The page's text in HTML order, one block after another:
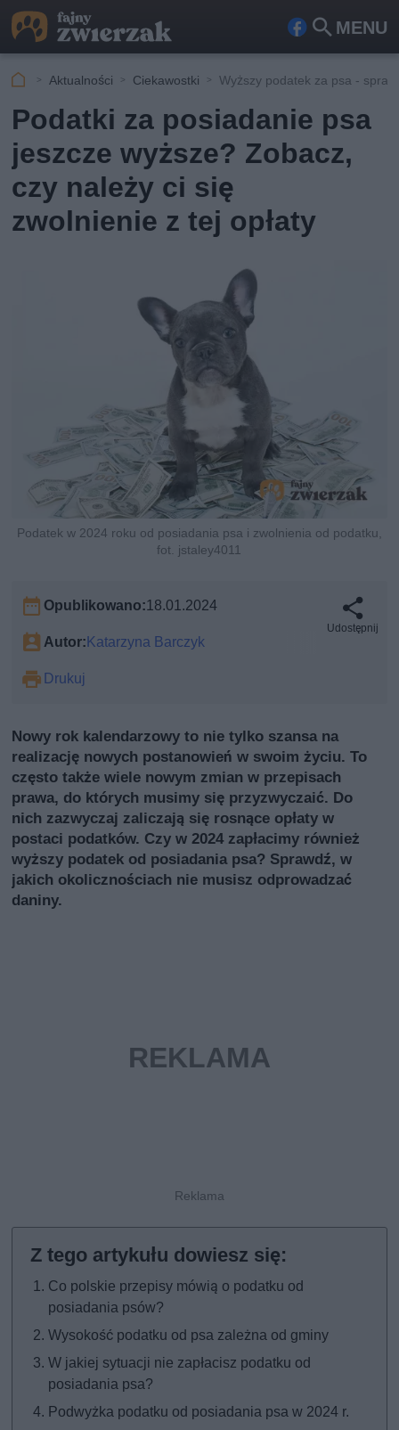
MENU
Fa
ook
Szu
Aktualności Ciekawostki Wyższy podatek za psa -
Podatki za posiadanie psa
jeszcze wyższe? Zobacz,
czy należy ci się
zwolnienie z tej opłaty
Podatek w 2024 roku od posiadania psa i zwolnienia od podatku,
fot. jstaley4011
Opublikowano:18.01.2024
Autor:Katarzyna Barczyk
Drukuj
Udostępnij
Nowy rok kalendarzowy to nie tylko szansa na
realizację nowych postanowień w swoim życiu. To
często także wiele nowym zmian w przepisach
prawa, do których musimy się przyzwyczaić. Do
nich zazwyczaj zaliczają się rosnące opłaty w
postaci podatków. Czy w 2024 zapłacimy również
wyższy podatek od posiadania psa? Sprawdź, w
jakich okolicznościach nie musisz odprowadzać
daniny.
Co polskie przepisy mówią o podatku od
posiadania psów?
Wysokość podatku od psa zależna od gminy
W jakiej sytuacji nie zapłacisz podatku od
posiadania psa?
Podwyżka podatku od posiadania psa w 2024 r.